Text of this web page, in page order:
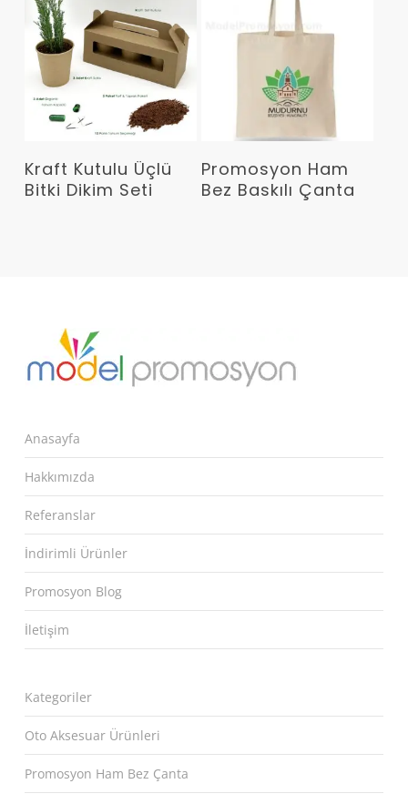
Devamını Oku
Kraft Kutulu Üçlü
Bitki Dikim Seti
Devamını Oku
Promosyon Ham
Bez Baskılı Çanta
Anasayfa
Hakkımızda
Referanslar
İndirimli Ürünler
Promosyon Blog
İletişim
Kategoriler
Oto Aksesuar Ürünleri
Promosyon Ham Bez Çanta